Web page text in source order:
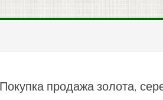
продать
Покупка продажа золота,